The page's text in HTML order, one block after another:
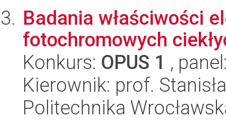
Badania właściwości
fotochromowych
Konkurs: OPUS 1 ,
Kierownik: prof.
Politechnika